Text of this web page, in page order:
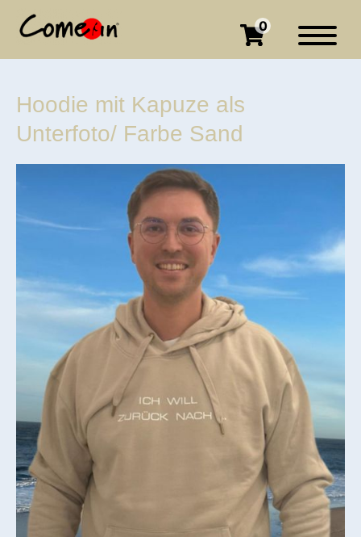
0
Hoodie mit Kapuze als
Unterfoto/ Farbe Sand